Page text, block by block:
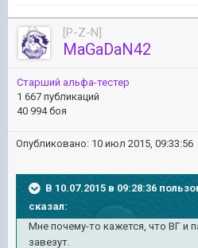
[P-Z-N]
MaGaDaN42
Старший альфа-тестер
1 667 публикаций
40 994 боя
Опубликовано: 10 июл 2015, 09:33:56
В 10.07.2015 в 09:28:36
сказал:
Мне почему-то кажется, что ВГ и
завезут.